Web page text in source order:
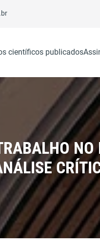
científicos publicados